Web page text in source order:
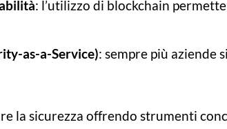
: l’utilizzo di blockchain
as-a-Service): sempre più aziende
la sicurezza offrendo strumenti